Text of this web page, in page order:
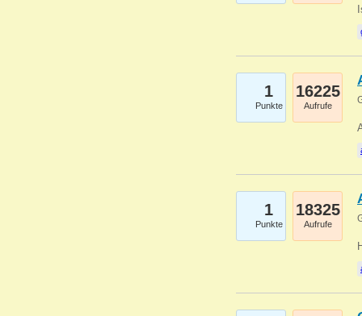
1
Punkte
16225
Aufrufe
1
Punkte
18325
Aufrufe